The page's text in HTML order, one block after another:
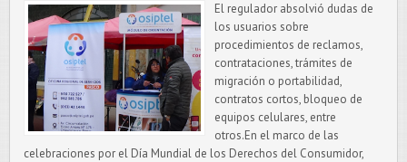
El regulador absolvió dudas de
los usuarios sobre
procedimientos de reclamos,
contrataciones, trámites de
migración o portabilidad,
contratos cortos, bloqueo de
equipos celulares, entre
otros.En el marco de las
celebraciones por el Día Mundial de los Derechos del Consumidor,